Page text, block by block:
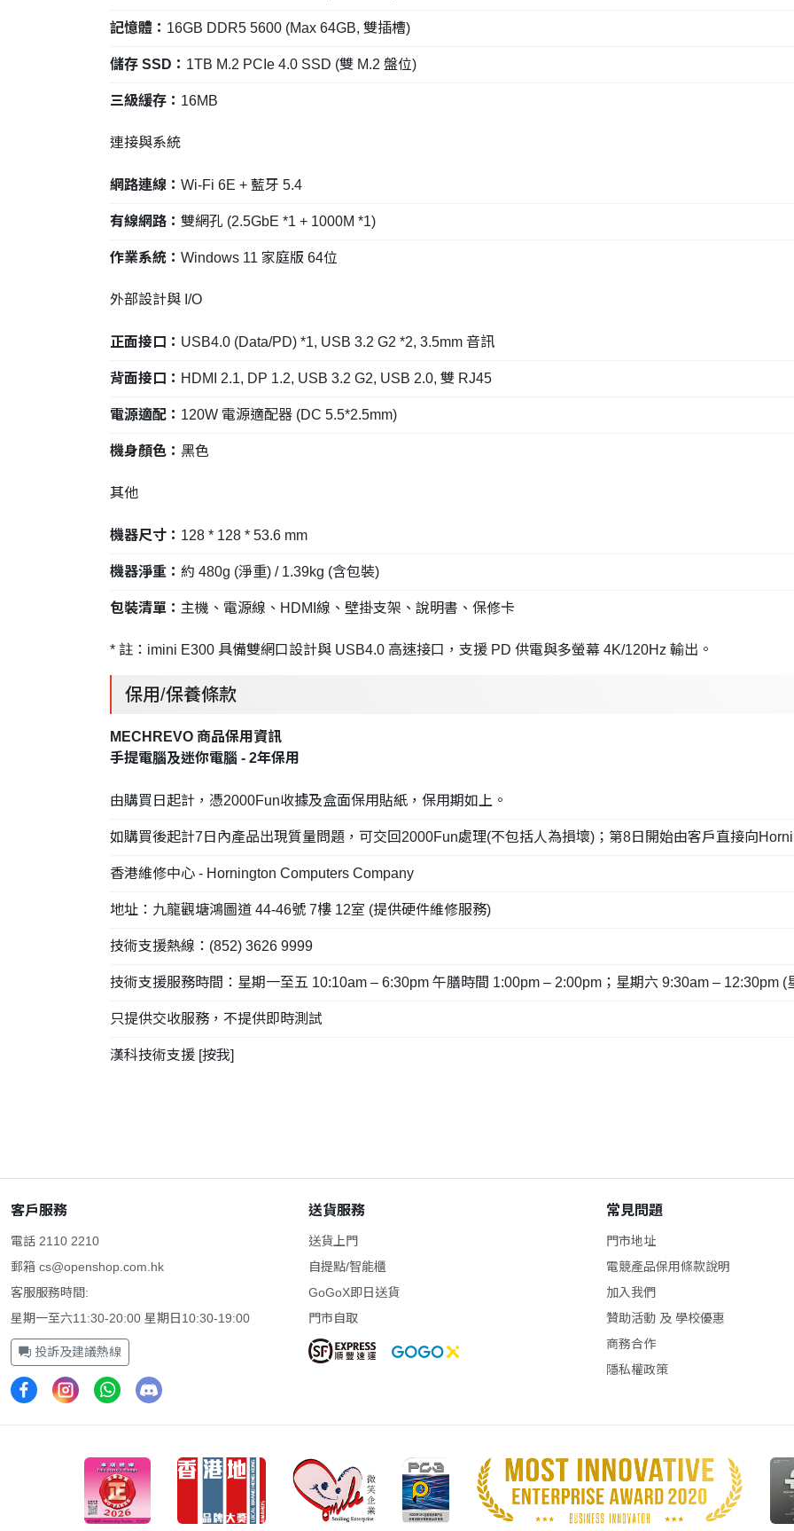
記憶體： 16GB DDR5 5600 (Max 64GB, 雙插槽)
儲存 SSD： 1TB M.2 PCIe 4.0 SSD (雙 M.2 盤位)
三級緩存： 16MB
連接與系統
網路連線： Wi-Fi 6E + 藍牙 5.4
有線網路： 雙網孔 (2.5GbE *1 + 1000M *1)
作業系統： Windows 11 家庭版 64位
外部設計與 I/O
正面接口： USB4.0 (Data/PD) *1, USB 3.2 G2 *2, 3.5mm 音訊
背面接口： HDMI 2.1, DP 1.2, USB 3.2 G2, USB 2.0, 雙 RJ45
電源適配： 120W 電源適配器 (DC 5.5*2.5mm)
機身顏色： 黑色
其他
機器尺寸： 128 * 128 * 53.6 mm
機器淨重： 約 480g (淨重) / 1.39kg (含包裝)
包裝清單： 主機、電源線、HDMI線、壁掛支架、說明書、保修卡
* 註：imini E300 具備雙網口設計與 USB4.0 高速接口，支援 PD 供電與多螢幕 4K/120Hz 輸出。
保用/保養條款
MECHREVO 商品保用資訊
手提電腦及迷你電腦 - 2年保用
由購買日起計，憑2000Fun收據及盒面保用貼紙，保用期如上。
如購買後起計7日內產品出現質量問題，可交回2000Fun處理(不包括人為損壞)；第8日開始由客戶直接向
香港維修中心 - Hornington Computers Company
地址：九龍觀塘鴻圖道 44-46號 7樓 12室 (提供硬件維修服務)
技術支援熱線：(852) 3626 9999
技術支援服務時間：星期一至五 10:10am – 6:30pm 午膳時間 1:00pm – 2:00pm；星期六 9:30am – 12:30pm (
只提供交收服務，不提供即時測試
漢科技術支援 [按我]
客戶服務
電話 2110 2210
郵箱 cs@openshop.com.hk
客服服務時間:
星期一至六11:30-20:00 星期日10:30-19:00
投訴及建議熱線
送貨服務
送貨上門
自提點/智能櫃
GoGoX即日送貨
門市自取
常見問題
門市地址
電競產品保用條款說明
加入我們
贊助活動 及 學校優惠
商務合作
隱私權政策